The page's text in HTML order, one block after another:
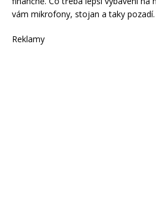
vám mikrofony, stojan a taky
Reklamy